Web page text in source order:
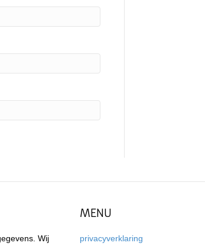
Wij
MENU
privacyverklaring